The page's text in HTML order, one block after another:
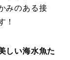
みのある接
！
しい海水魚た